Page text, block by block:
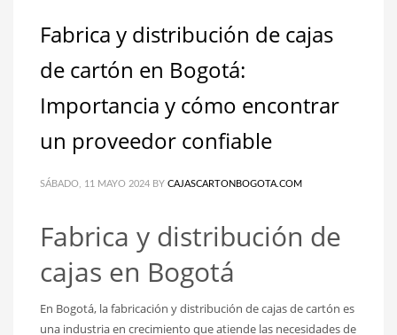
Fabrica y distribución de cajas
de cartón en Bogotá:
Importancia y cómo encontrar
un proveedor confiable
SÁBADO, 11 MAYO 2024 BY CAJASCARTONBOGOTA.COM
Fabrica y distribución de
cajas en Bogotá
En Bogotá, la fabricación y distribución de cajas de cartón es
una industria en crecimiento que atiende las necesidades de